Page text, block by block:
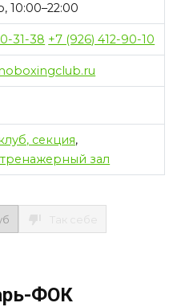
10:00–22:00
31-38 +7 (926) 412-90-10
секция,
зал
ФОК